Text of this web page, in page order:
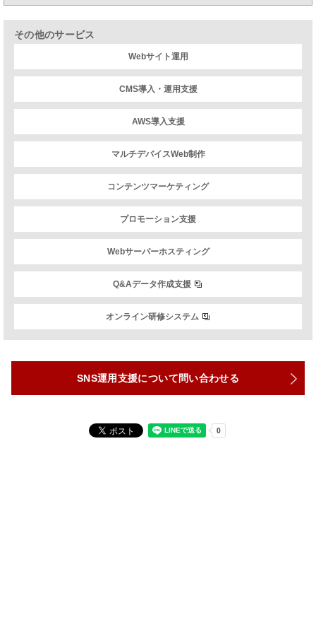
その他のサービス
Webサイト運用
CMS導入・運用支援
AWS導入支援
マルチデバイスWeb制作
コンテンツマーケティング
プロモーション支援
Webサーバーホスティング
Q&Aデータ作成支援
オンライン研修システム
SNS運用支援について問い合わせる